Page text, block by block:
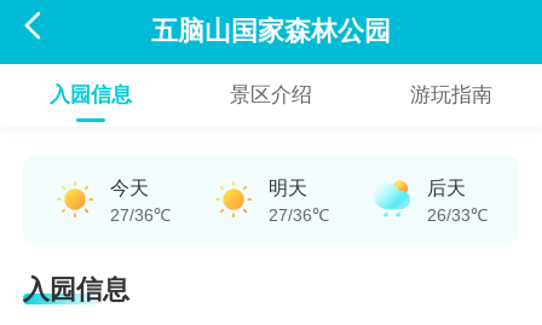
 五脑山国家森林公园
入园信息 景区介绍 游玩指南
今天
27/36℃
明天
27/36℃
后天
26/33℃
入园信息